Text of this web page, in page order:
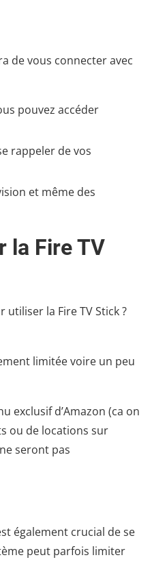
de vous connecter avec
pouvez accéder
rappeler de vos
et même des
la Fire TV
la Fire TV Stick ?
limitée voire un peu
exclusif d’Amazon (ca on
ou de locations sur
seront pas
également crucial de se
peut parfois limiter